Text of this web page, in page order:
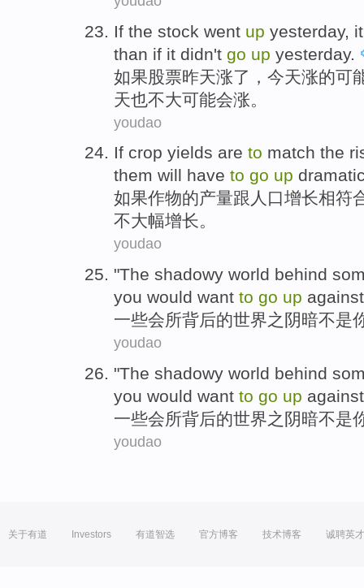
If the stock went up yesterday, it
than if it didn't go up yesterday.
如果股票昨天涨了， 今天涨的可
天也不大可能会涨。
youdao
If crop yields are to match the
them will have to go up
如果作物的产量跟 人口增长相符
不大幅增长。
youdao
"The shadowy world behind
you would want to go up
一些会所背后的世界之 阴暗不是
youdao
"The shadowy world behind
you would want to go up
一些会所背后的世界之 阴暗不是
youdao
关于有道 Investors 有道智选 官方博客 技术博客 诚聘英才